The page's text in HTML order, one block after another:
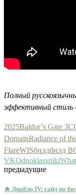
Полный
эффективный
2025Baldur’s Gate 3
DomainRadiance of
FlareWISбилдбилд
VKOdnoklassniki
предыдущие
🔥 Диабло IV: гайд по